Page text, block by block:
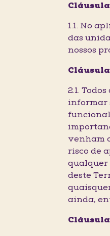
Cláusula
1.1. No
das
nossos
Cláusula
2.1.
informar
venham
risco de
qualquer
deste
ainda,